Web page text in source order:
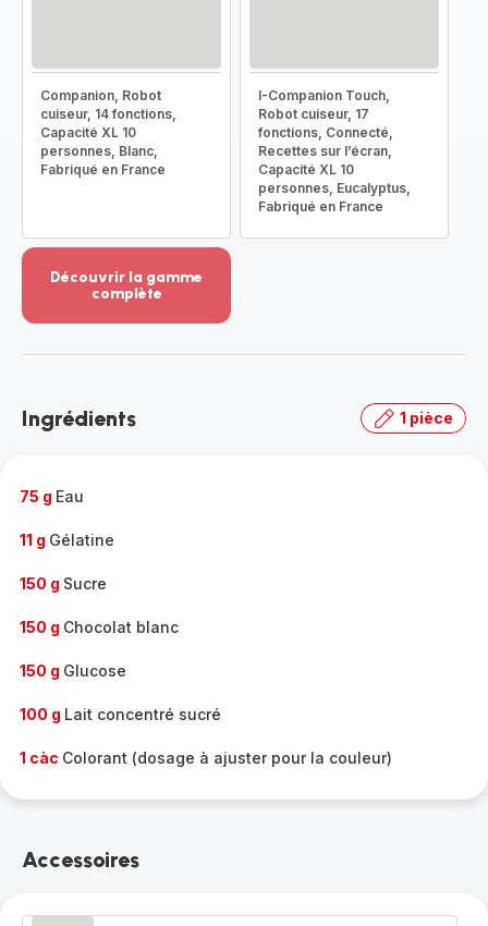
Companion, Robot
cuiseur, 14 fonctions,
Capacité XL 10
personnes, Blanc,
Fabriqué en France
I-Companion Touch,
Robot cuiseur, 17
fonctions, Connecté,
Recettes sur l’écran,
Capacité XL 10
personnes, Eucalyptus,
Fabriqué en France
Découvrir la gamme
complète
-
gamme
Ingrédients 1 pièce
75 g Eau
11 g Gélatine
150 g Sucre
150 g Chocolat blanc
150 g Glucose
100 g Lait concentré sucré
1 càc Colorant (dosage à ajuster pour la couleur)
Accessoires